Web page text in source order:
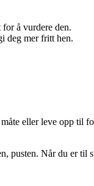
å vurdere den.
deg mer fritt hen.
eller leve opp til
pusten. Når du er til